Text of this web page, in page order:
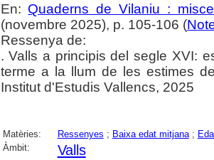
En: Quaderns de Vilaniu :
(novembre 2025), p. 105-106 (
Ressenya de:
. Valls a principis del segle XVI:
terme a la llum de les estimes
Institut d'Estudis Vallencs, 2025
Matèries: Ressenyes ; Baixa edat mitjana;
Àmbit:
Valls